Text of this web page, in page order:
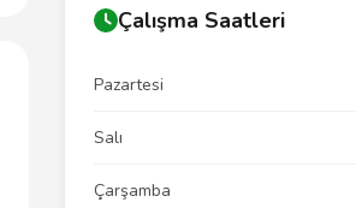
Çalışma Saatleri
Pazartesi
Salı
Çarşamba